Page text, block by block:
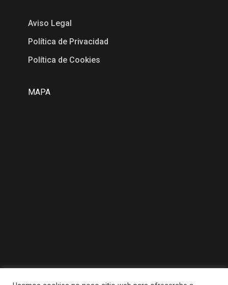
Aviso Legal
Política de Privacidad
Política de Cookies
MAPA